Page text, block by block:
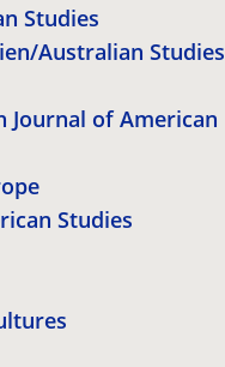
Studies
Australian Studies
Journal of American
Studies